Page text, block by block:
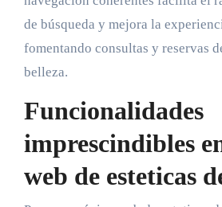
de búsqueda y mejora la
fomentando consultas y reservas
belleza.
Funcionalidades
imprescindibles
web de esteticas